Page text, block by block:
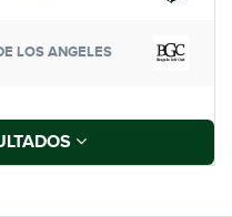
LOS ANGELES